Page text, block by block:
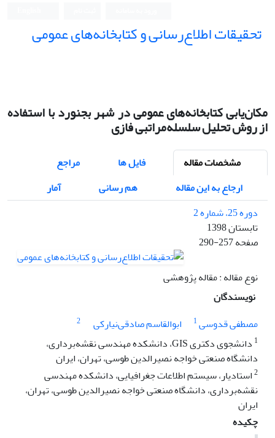
تحقیقات اطلاع‌رسانی و کتابخانه‌های عمومی
مکان‌یابی کتابخانه‌های عمومی در شهر بجنورد با استفاده
از روش تحلیل سلسله‌مراتبی فازی
مشخصات مقاله فایل ها
مراجع
ارجاع به این مقاله
هم رسانی
آمار
دوره 25، شماره 2
تابستان 1398
صفحه290-257
نوع مقاله : مقاله پژوهشی
نویسندگان
مصطفی قدوسی1 ابوالقاسم صادقی‌نیارکی
2
1
دانشجوی دکتری GIS، دانشکده مهندسی نقشه‌برداری،
دانشگاه صنعتی خواجه نصیرالدین طوسی، تهران، ایران
2استادیار، سیستم اطلاعات جغرافیایی، دانشکده مهندسی
نقشه‌برداری، دانشگاه صنعتی خواجه نصیرالدین طوسی، تهران،
ایران
چکیده